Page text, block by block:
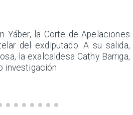
Yáber, la Corte de Apelaciones
del exdiputado. A su salida,
la exalcaldesa Cathy Barriga,
investigación.